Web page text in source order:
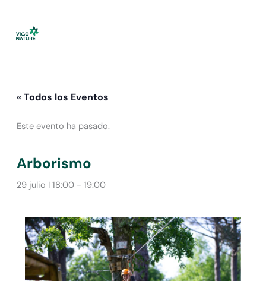
contenido
« Todos los Eventos
Este evento ha pasado.
Arborismo
29 julio I 18:00- 19:00